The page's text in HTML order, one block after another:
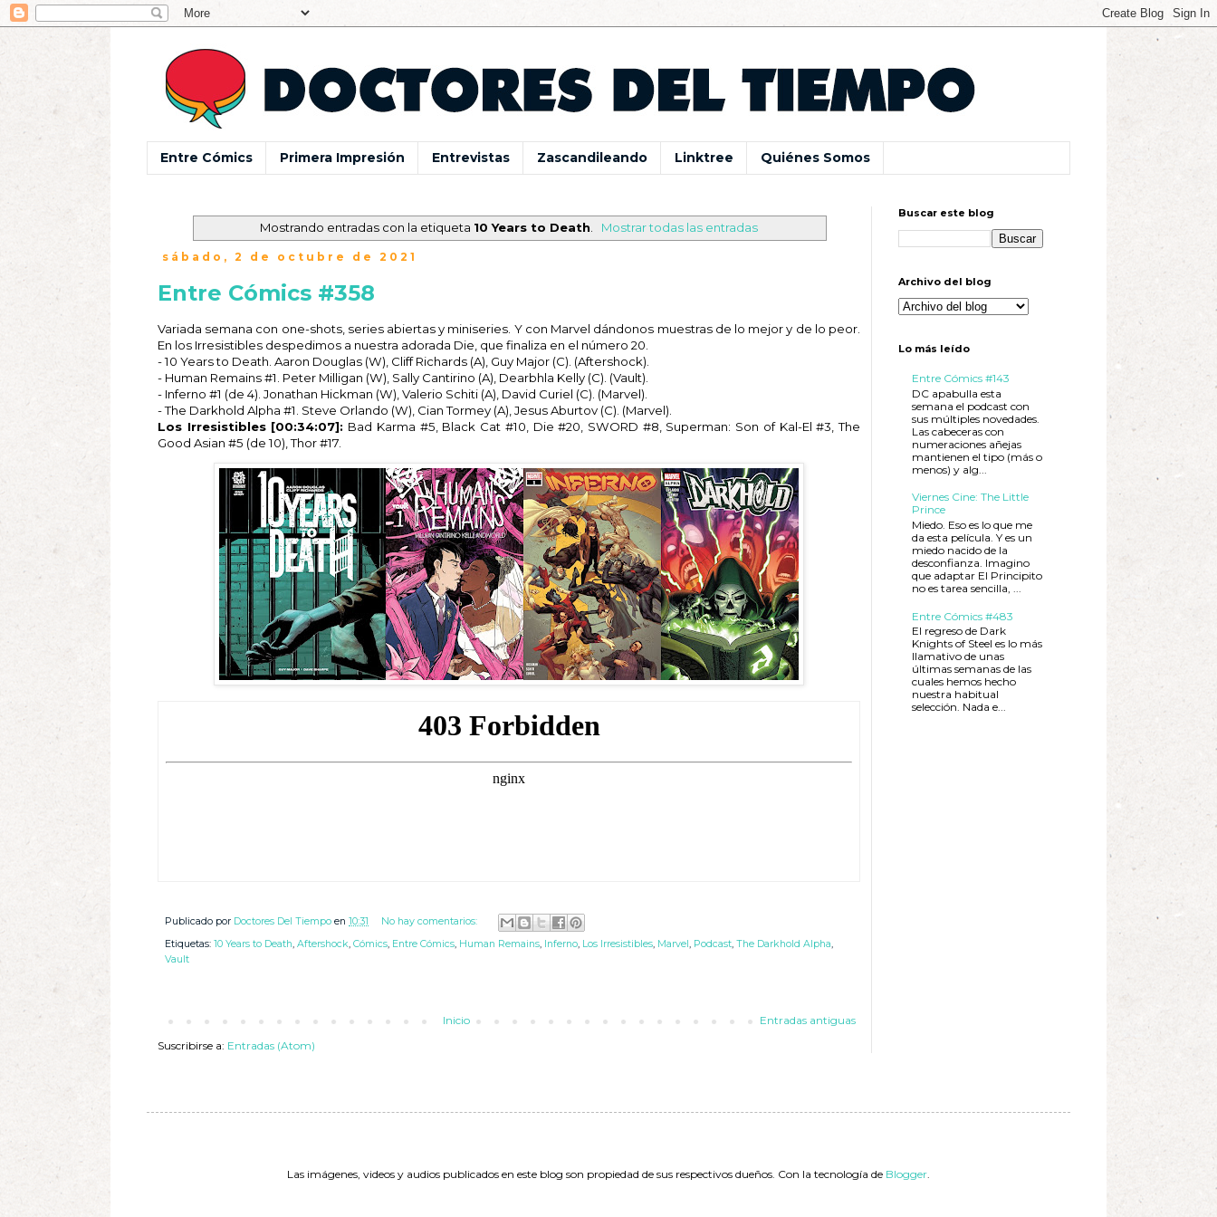
Entre Cómics Primera Impresión Entrevistas Zascandileando Linktree Quiénes Somos
Mostrando entradas con la etiqueta 10 Years to Death Mostrar todas las entradas
sábado, 2 de octubre de 2021
Entre Cómics #358
Variada semana con one-shots, series abiertas y miniseries. Y con Marvel dándonos muestras de lo mejor y de lo peor.
En los Irresistibles despedimos a nuestra adorada Die, que finaliza en el número 20.
- 10 Years to Death. Aaron Douglas (W), Cliff Richards (A), Guy Major (C). (Aftershock).
- Human Remains #1. Peter Milligan (W), Sally Cantirino (A), Dearbhla Kelly (C). (Vault).
- Inferno #1 (de 4). Jonathan Hickman (W), Valerio Schiti (A), David Curiel (C). (Marvel).
- The Darkhold Alpha #1. Steve Orlando (W), Cian Tormey (A), Jesus Aburtov (C). (Marvel).
Los Irresistibles [00:34:07]: Bad Karma #5, Black Cat #10, Die #20, SWORD #8, Superman: Son of Kal-El #3, The
Good Asian #5 (de 10), Thor #17.
Publicado por Doctores Del Tiempo en 10:31
No hay comentarios:
Etiquetas: 10 Years to Death, Aftershock, Cómics, Entre Cómics, Human Remains, Inferno, Los Irresistibles, Marvel, Podcast, The Darkhold Alpha,
Vault
Entradas antiguas
Inicio
Suscribirse a: Entradas (Atom)
Buscar este blog
Archivo del blog
Lo más leído
Entre Cómics #143
DC apabulla esta
semana el podcast con
sus múltiples novedades.
Las cabeceras con
numeraciones añejas
mantienen el tipo (más o
menos) y alg...
Viernes Cine: The Little
Prince
Miedo. Eso es lo que me
da esta película. Y es un
miedo nacido de la
desconfianza. Imagino
que adaptar El Principito
no es tarea sencilla, ...
Entre Cómics #483
El regreso de Dark
Knights of Steel es lo más
llamativo de unas
últimas semanas de las
cuales hemos hecho
nuestra habitual
selección. Nada e...
Las imágenes, videos y audios publicados en este blog son propiedad de sus respectivos dueños. Con la tecnología de Blogger